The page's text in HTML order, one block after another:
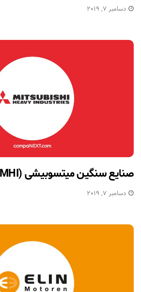
دسامبر 7, 2019
صنایع سنگین میتسوبیشی (MHI)
دسامبر 7, 2019